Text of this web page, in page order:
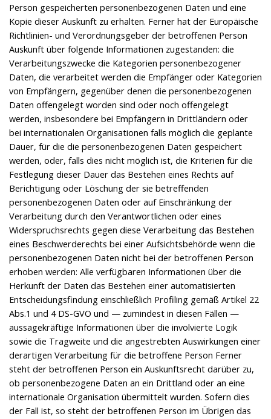
Person gespeicherten personenbezogenen Daten und eine
Kopie dieser Auskunft zu erhalten. Ferner hat der Europäische
Richtlinien- und Verordnungsgeber der betroffenen Person
Auskunft über folgende Informationen zugestanden: die
Verarbeitungszwecke die Kategorien personenbezogener
Daten, die verarbeitet werden die Empfänger oder Kategorien
von Empfängern, gegenüber denen die personenbezogenen
Daten offengelegt worden sind oder noch offengelegt
werden, insbesondere bei Empfängern in Drittländern oder
bei internationalen Organisationen falls möglich die geplante
Dauer, für die die personenbezogenen Daten gespeichert
werden, oder, falls dies nicht möglich ist, die Kriterien für die
Festlegung dieser Dauer das Bestehen eines Rechts auf
Berichtigung oder Löschung der sie betreffenden
personenbezogenen Daten oder auf Einschränkung der
Verarbeitung durch den Verantwortlichen oder eines
Widerspruchsrechts gegen diese Verarbeitung das Bestehen
eines Beschwerderechts bei einer Aufsichtsbehörde wenn die
personenbezogenen Daten nicht bei der betroffenen Person
erhoben werden: Alle verfügbaren Informationen über die
Herkunft der Daten das Bestehen einer automatisierten
Entscheidungsfindung einschließlich Profiling gemäß Artikel 22
Abs.1 und 4 DS-GVO und — zumindest in diesen Fällen —
aussagekräftige Informationen über die involvierte Logik
sowie die Tragweite und die angestrebten Auswirkungen einer
derartigen Verarbeitung für die betroffene Person Ferner
steht der betroffenen Person ein Auskunftsrecht darüber zu,
ob personenbezogene Daten an ein Drittland oder an eine
internationale Organisation übermittelt wurden. Sofern dies
der Fall ist, so steht der betroffenen Person im Übrigen das